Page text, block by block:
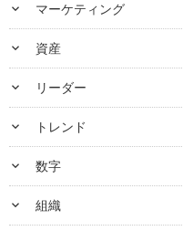
keyboard_arrow_down マーケティング
keyboard_arrow_down 資産
keyboard_arrow_down リーダー
keyboard_arrow_down トレンド
keyboard_arrow_down 数字
keyboard_arrow_down 組織